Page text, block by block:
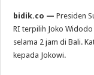
bidik.co — Presiden
RI terpilih Joko
selama 2 jam di Bali.
kepada Jokowi.